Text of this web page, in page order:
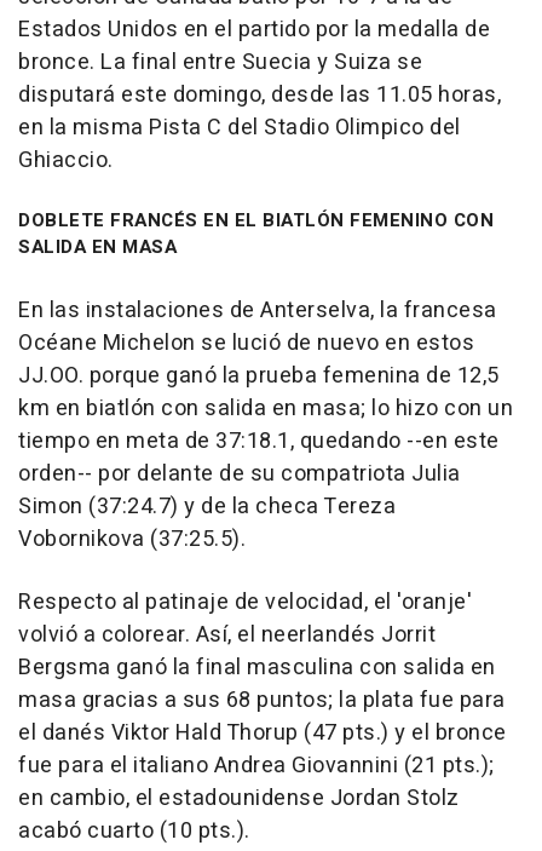
Estados Unidos en el partido por la medalla de
bronce. La final entre Suecia y Suiza se
disputará este domingo, desde las 11.05 horas,
en la misma Pista C del Stadio Olimpico del
Ghiaccio.
DOBLETE FRANCÉS EN EL BIATLÓN FEMENINO CON
SALIDA EN MASA
En las instalaciones de Anterselva, la francesa
Océane Michelon se lució de nuevo en estos
JJ.OO. porque ganó la prueba femenina de 12,5
km en biatlón con salida en masa; lo hizo con un
tiempo en meta de 37:18.1, quedando --en este
orden-- por delante de su compatriota Julia
Simon (37:24.7) y de la checa Tereza
Vobornikova (37:25.5).
Respecto al patinaje de velocidad, el 'oranje'
volvió a colorear. Así, el neerlandés Jorrit
Bergsma ganó la final masculina con salida en
masa gracias a sus 68 puntos; la plata fue para
el danés Viktor Hald Thorup (47 pts.) y el bronce
fue para el italiano Andrea Giovannini (21 pts.);
en cambio, el estadounidense Jordan Stolz
acabó cuarto (10 pts.).